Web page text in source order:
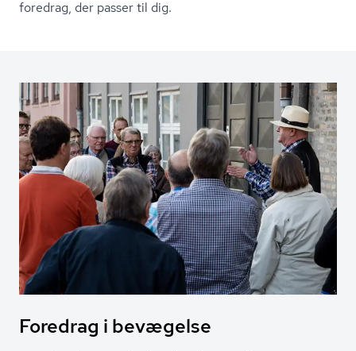
foredrag, der passer til dig.
Foredrag i bevægelse